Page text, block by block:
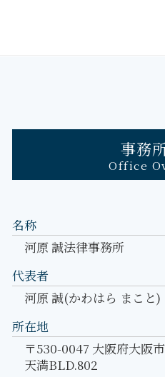
事務
Office
名称
河原 誠法律事務所
代表者
河原 誠(かわはら まこと)
所在地
〒530-0047 大阪府大阪
天満BLD.802